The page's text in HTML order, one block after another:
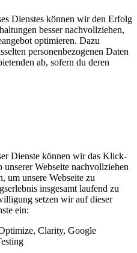
Dienstes können wir den Erfolg
besser nachvollziehen,
optimieren. Dazu
personenbezogenen Daten
ab, sofern du deren
Dienste können wir das Klick-
Webseite nachvollziehen
um unsere Webseite zu
insgesamt laufend zu
setzen wir auf dieser
ein:
Clarity, Google